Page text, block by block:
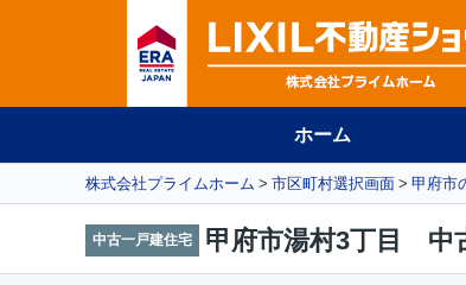
ホーム
株式会社プライムホーム 市区町村選択画面 甲府市
中古一戸建住宅 甲府市湯村3丁目 中